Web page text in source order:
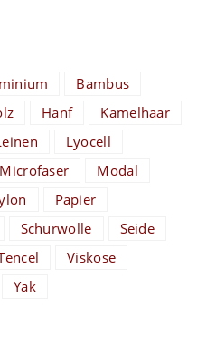
Bambus
Hanf
Kamelhaar
Lyocell
Microfaser
Modal
Papier
Schurwolle
Seide
Viskose
Yak